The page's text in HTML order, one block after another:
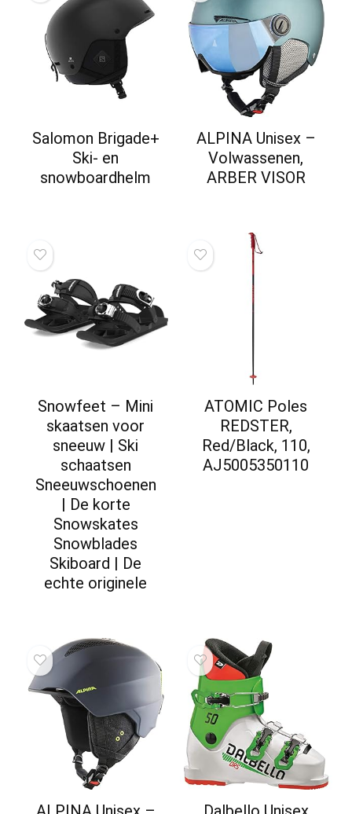
Salomon Brigade+
Ski- en
snowboardhelm
ALPINA Unisex –
Volwassenen,
ARBER VISOR
Snowfeet – Mini
skaatsen voor
sneeuw | Ski
schaatsen
Sneeuwschoenen
| De korte
Snowskates
Snowblades
Skiboard | De
echte originele
ATOMIC Poles
REDSTER,
Red/Black, 110,
AJ5005350110